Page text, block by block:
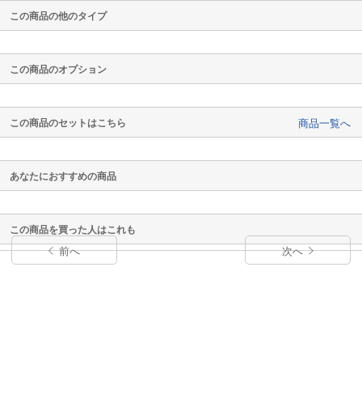
この商品の他のタイプ
この商品のオプション
この商品のセットはこちら 商品一覧へ
あなたにおすすめの商品
この商品を買った人はこれも